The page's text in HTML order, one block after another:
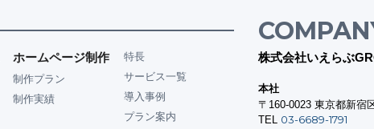
ホームページ制作
制作プラン
制作実績
特長
サービス一覧
導入事例
プラン案内
株式会社いえらぶ
本社
〒160-0023 東京都新宿
TEL 03-6689-1791